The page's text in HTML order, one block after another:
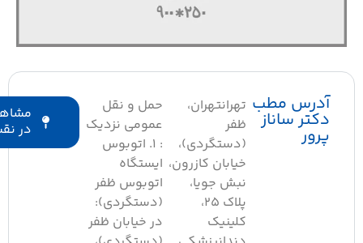
آدرس مطب
دکتر ساناز
تهرانتهران،
ظفر
(دستگردی)،
خیابان کازرون،
نبش جویا،
پلاک ۲۵،
کلینیک
حمل و نقل
عمومی نزدیک
: ۱. اتوبوس
ایستگاه
اتوبوس ظفر
(دستگردی):
در خیابان ظفر
مشاهده
در نقشه